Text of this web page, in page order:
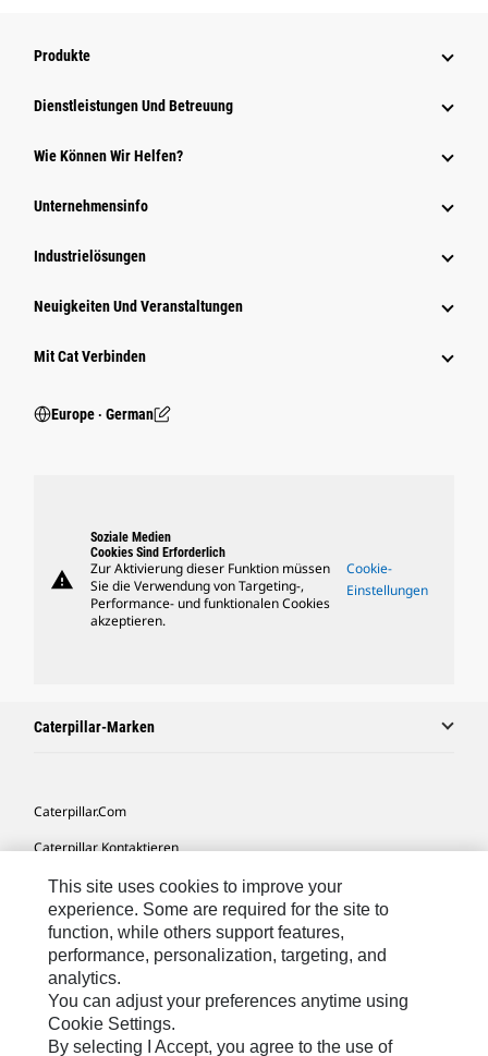
Produkte
Dienstleistungen Und Betreuung
Wie Können Wir Helfen?
Unternehmensinfo
Industrielösungen
Neuigkeiten Und Veranstaltungen
Mit Cat Verbinden
Europe ‧ German
warning
Soziale Medien
Cookies Sind Erforderlich
Zur Aktivierung dieser Funktion müssen
Sie die Verwendung von Targeting-,
Performance- und funktionalen Cookies
akzeptieren.
Cookie-
Einstellungen
Caterpillar-Marken
Caterpillar.com
Caterpillar Kontaktieren
Meine Marketing-Präferenzen
Seitenübersicht
Cookie Settings
Rechtliche Hinweise
Datenschutz
This site uses cookies to improve your
experience. Some are required for the site to
function, while others support features,
performance, personalization, targeting, and
analytics.
You can adjust your preferences anytime using
Cookie Settings.
By selecting I Accept, you agree to the use of